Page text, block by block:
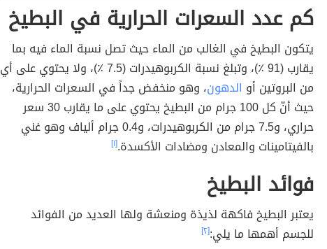
كم عدد السعرات الحرارية في البطيخ
يتكون البطيخ في الغالب من الماء حيث تصل نسبة الماء فيه بما
يقارب (91 ٪)، وتبلغ نسبة الكربوهيدرات (7.5 ٪)، ولا يحتوي على أي
من البروتين أو الدهون، وهو منخفض جداً في السعرات الحرارية،
حيث أنّ كل 100 جرام من البطيخ يحتوي على ما يقارب 30 سعر
حراري، و7.5 جرام من الكربوهيدرات، و0.4 جرام ألياف وهو غني
بالفيتامينات والمعادن ومضادات الأكسدة.[١]
فوائد البطيخ
يعتبر البطيخ فاكهة لذيذة ومنعشة ولها العديد من الفوائد
للجسم أهمها ما يلي:[٢]